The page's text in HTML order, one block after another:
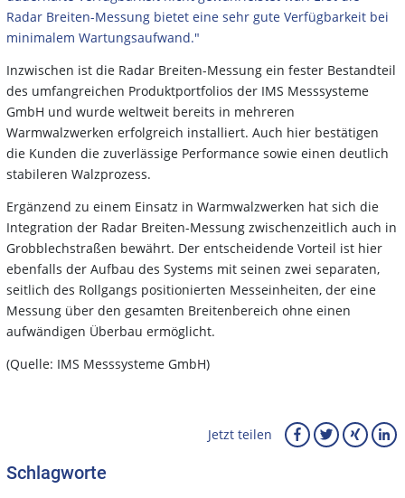
Radar Breiten-Messung bietet eine sehr gute Verfügbarkeit bei
minimalem Wartungsaufwand."
Inzwischen ist die Radar Breiten-Messung ein fester Bestandteil
des umfangreichen Produktportfolios der IMS Messsysteme
GmbH und wurde weltweit bereits in mehreren
Warmwalzwerken erfolgreich installiert. Auch hier bestätigen
die Kunden die zuverlässige Performance sowie einen deutlich
stabileren Walzprozess.
Ergänzend zu einem Einsatz in Warmwalzwerken hat sich die
Integration der Radar Breiten-Messung zwischenzeitlich auch in
Grobblechstraßen bewährt. Der entscheidende Vorteil ist hier
ebenfalls der Aufbau des Systems mit seinen zwei separaten,
seitlich des Rollgangs positionierten Messeinheiten, der eine
Messung über den gesamten Breitenbereich ohne einen
aufwändigen Überbau ermöglicht.
(Quelle: IMS Messsysteme GmbH)
Jetzt teilen
Schlagworte